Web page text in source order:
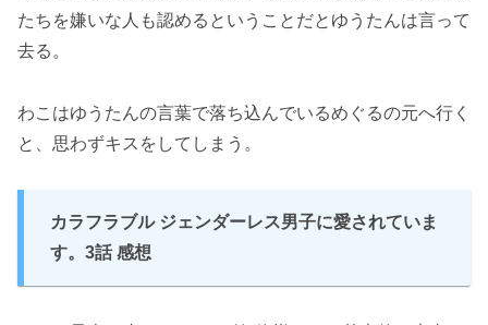
たちを嫌いな人も認めるということだとゆうたんは言って
去る。
わこはゆうたんの言葉で落ち込んでいるめぐるの元へ行く
と、思わずキスをしてしまう。
カラフラブル ジェンダーレス男子に愛されていま
す。3話 感想